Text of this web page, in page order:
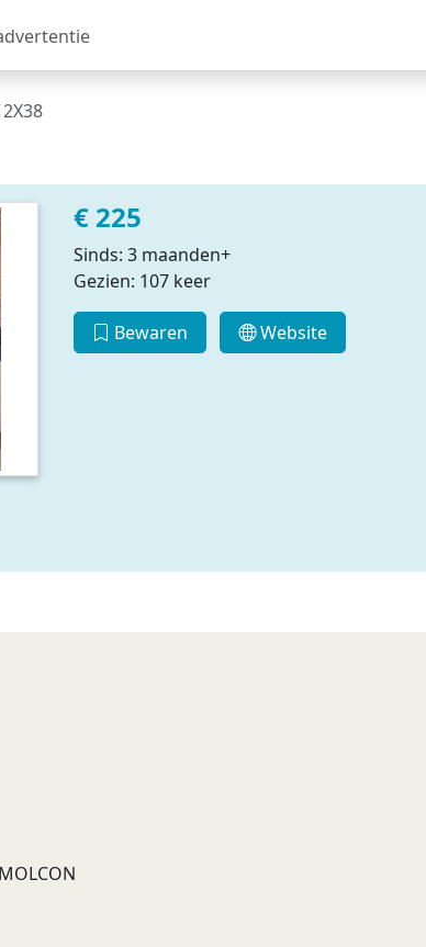
€ 225
Sinds: 3 maanden+
Gezien: 107 keer
Bewaren Website